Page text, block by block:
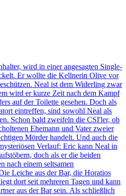
wird in einer angesagten Single-
Er wollte die Kellnerin Olive vor
Neal ist dem Widerling zwar
wird er kurze Zeit nach dem Kampf
auf der Toilette gesehen. Doch als
eintreffen, sind sowohl Neal als
Schon bald zweifeln die CSI'ler, ob
Ehemann und Vater zweier
Mörder handelt. Und auch die
Verlauf: Eric kann Neal in
doch als er die beiden
nach einem seltsamen
Leiche aus der Bar, die Horatios
dort seit mehreren Tagen und kann
aus der Bar sein. Als schließlich